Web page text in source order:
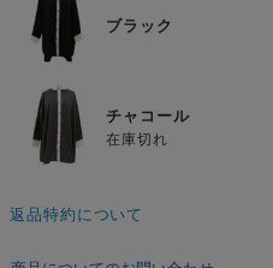
ブラック
チャコール
在庫切れ
返品特約について